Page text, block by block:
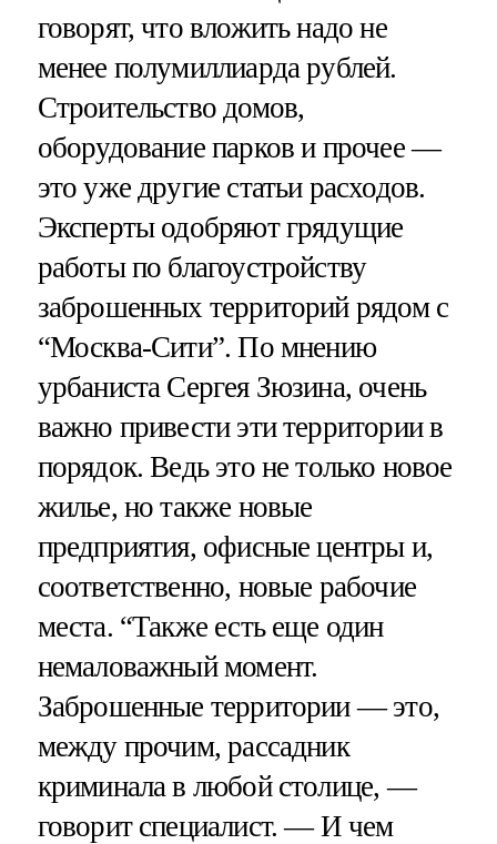
говорят, что вложить надо не
менее полумиллиарда рублей.
Строительство домов,
оборудование парков и прочее —
это уже другие статьи расходов.
Эксперты одобряют грядущие
работы по благоустройству
заброшенных территорий рядом с
“Москва-Сити”. По мнению
урбаниста Сергея Зюзина, очень
важно привести эти территории в
порядок. Ведь это не только новое
жилье, но также новые
предприятия, офисные центры и,
соответственно, новые рабочие
места. “Также есть еще один
немаловажный момент.
Заброшенные территории — это,
между прочим, рассадник
криминала в любой столице, —
говорит специалист. — И чем